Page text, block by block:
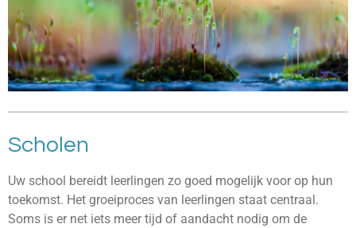
Scholen
Uw school bereidt leerlingen zo goed mogelijk voor op hun
toekomst. Het groeiproces van leerlingen staat centraal.
Soms is er net iets meer tijd of aandacht nodig om de